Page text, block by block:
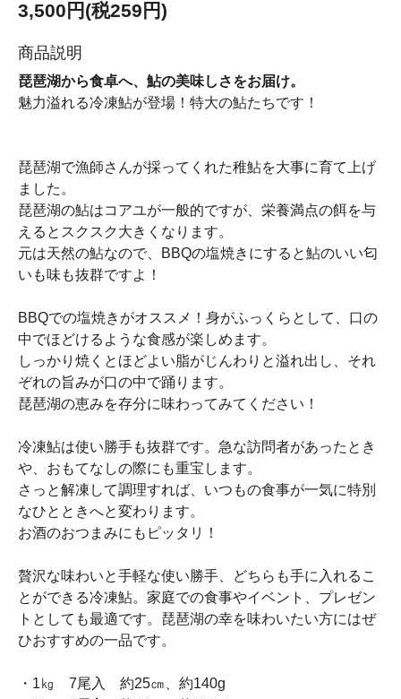
3,500円(税259円)
商品説明
琵琶湖から食卓へ、鮎の美味しさをお届け。
魅力溢れる冷凍鮎が登場！特大の鮎たちです！
琵琶湖で漁師さんが採ってくれた稚鮎を大事に育て上げ
ました。
琵琶湖の鮎はコアユが一般的ですが、栄養満点の餌を与
えるとスクスク大きくなります。
元は天然の鮎なので、BBQの塩焼きにすると鮎のいい匂
いも味も抜群ですよ！
BBQでの塩焼きがオススメ！身がふっくらとして、口の
中でほどけるような食感が楽しめます。
しっかり焼くとほどよい脂がじんわりと溢れ出し、それ
ぞれの旨みが口の中で踊ります。
琵琶湖の恵みを存分に味わってみてください！
冷凍鮎は使い勝手も抜群です。急な訪問者があったとき
や、おもてなしの際にも重宝します。
さっと解凍して調理すれば、いつもの食事が一気に特別
なひとときへと変わります。
お酒のおつまみにもピッタリ！
贅沢な味わいと手軽な使い勝手、どちらも手に入れるこ
とができる冷凍鮎。家庭での食事やイベント、プレゼン
トとしても最適です。琵琶湖の幸を味わいたい方にはぜ
ひおすすめの一品です。
・1㎏ 7尾入 約25㎝、約140g